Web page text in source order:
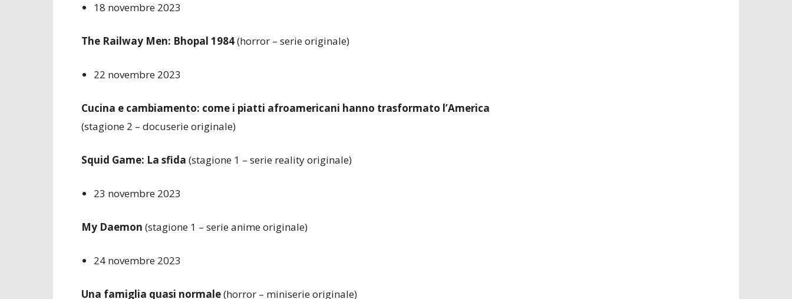
18 novembre 2023
The Railway Men: Bhopal 1984(horror – serie originale)
22 novembre 2023
Cucina e cambiamento: come i piatti afroamericani hanno trasformato l’America
(stagione 2 – docuserie originale)
Squid Game: La sfida (stagione 1 – serie reality originale)
23 novembre 2023
My Daemon (stagione 1 – serie anime originale)
24 novembre 2023
Una famiglia quasi normale(horror – miniserie originale)